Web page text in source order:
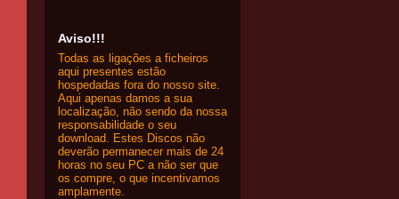
Aviso!!!
Todas as ligações a ficheiros
aqui presentes estão
hospedadas fora do nosso site.
Aqui apenas damos a sua
localização, não sendo da nossa
responsabilidade o seu
download. Estes Discos não
deverão permanecer mais de 24
horas no seu PC a não ser que
os compre, o que incentivamos
amplamente.